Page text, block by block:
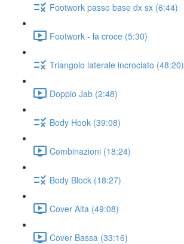
Footwork passo base dx sx (6:44)
Footwork - la croce (5:30)
Triangolo laterale incrociato (48:20)
Doppio Jab (2:48)
Body Hook (39:08)
Combinazioni (18:24)
Body Block (18:27)
Cover Alta (49:08)
Cover Bassa (33:16)